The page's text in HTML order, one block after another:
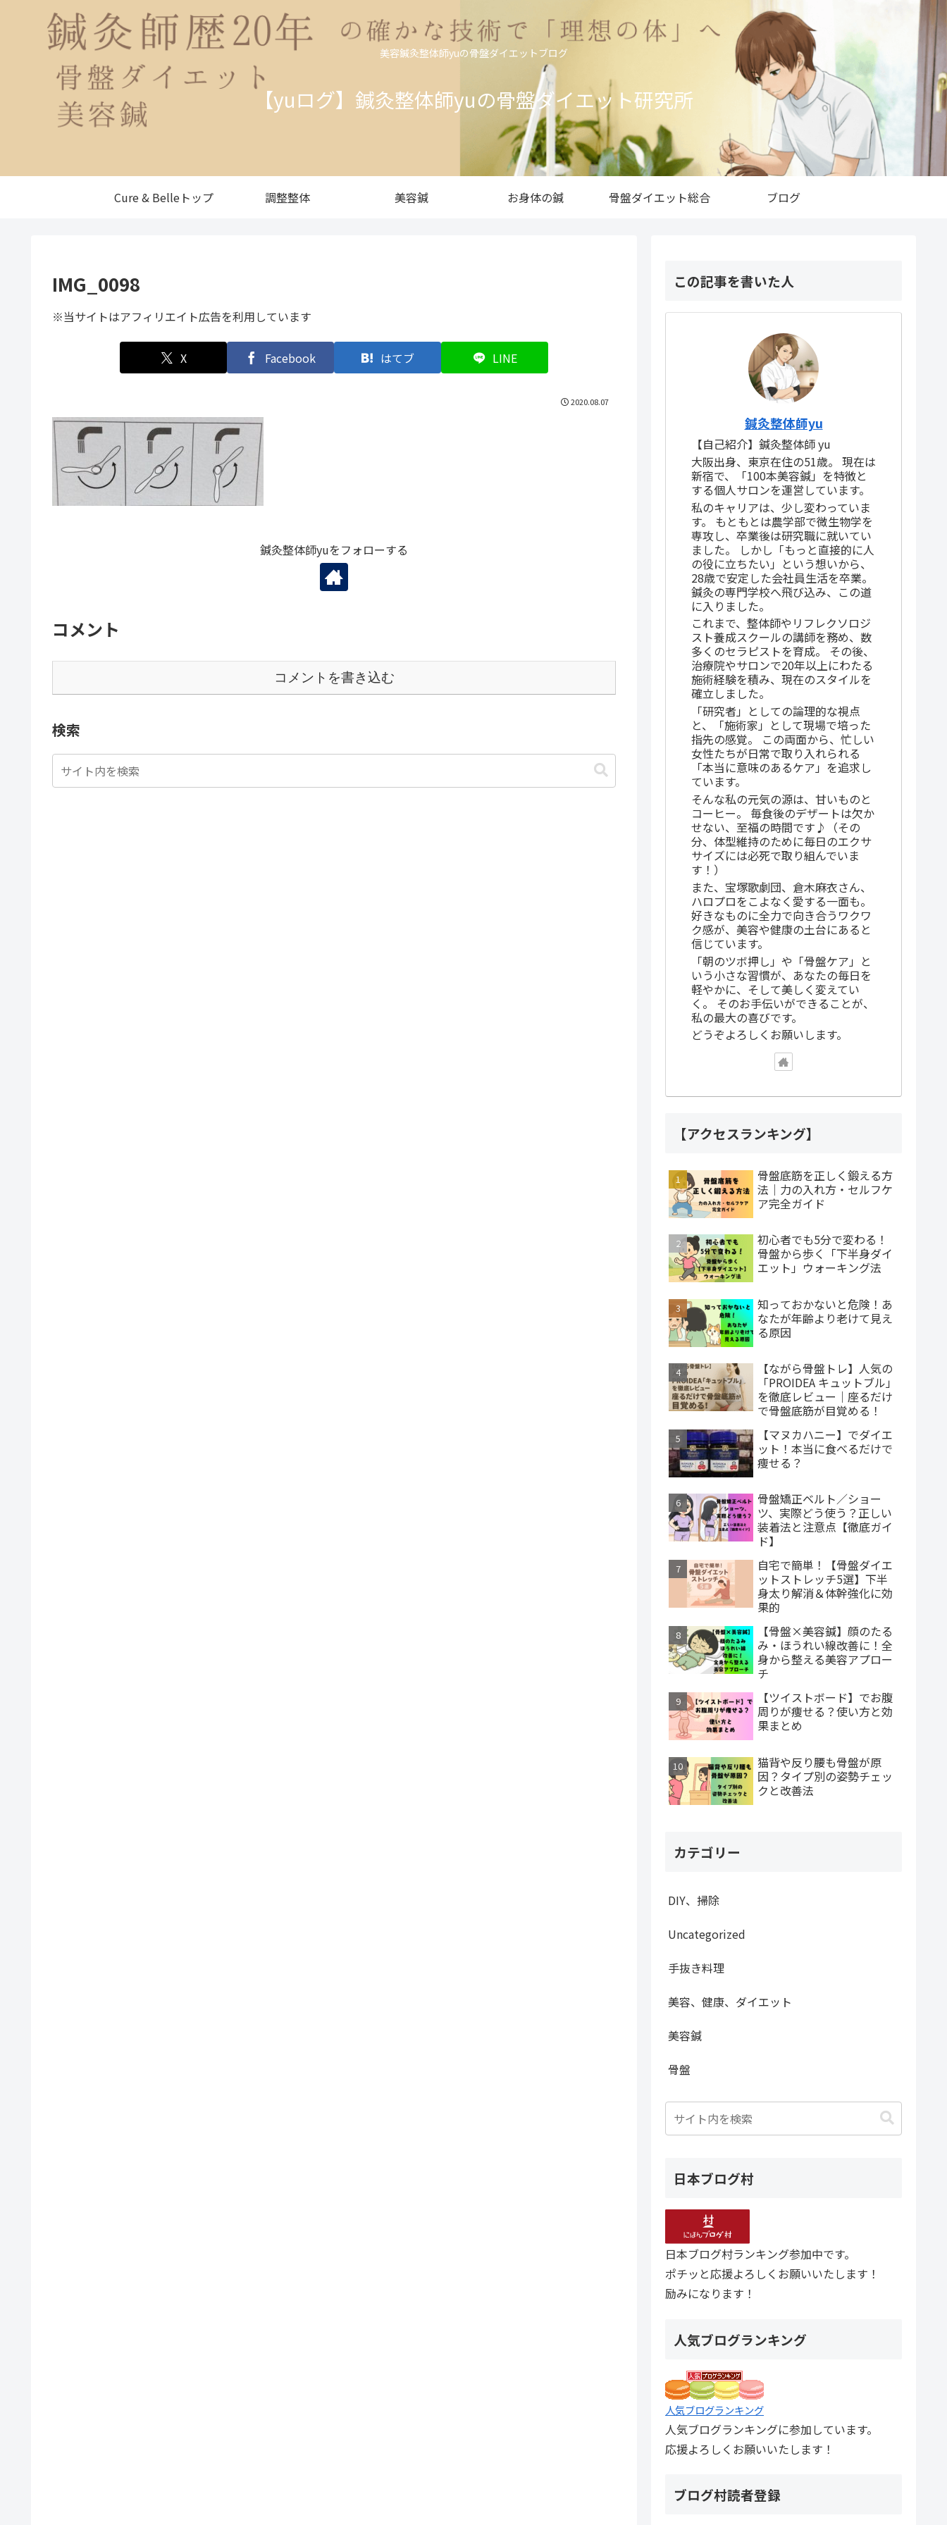
美容鍼灸整体師yuの骨盤ダイエットブログ
【yuログ】鍼灸整体師yuの骨盤ダイエット研究所
Cure & Belleトップ 調整整体 美容鍼 お身体の鍼 骨盤ダイエット総合 ブログ
IMG_0098
※当サイトはアフィリエイト広告を利用しています
X Facebook はてブ LINE
2020.08.07
鍼灸整体師yuをフォローする
コメント
コメントを書き込む
検索
この記事を書いた人
鍼灸整体師yu
【自己紹介】鍼灸整体師 yu
大阪出身、東京在住の51歳。 現在は
新宿で、「100本美容鍼」を特徴と
する個人サロンを運営しています。
私のキャリアは、少し変わっていま
す。 もともとは農学部で微生物学を
専攻し、卒業後は研究職に就いてい
ました。 しかし「もっと直接的に人
の役に立ちたい」という想いから、
28歳で安定した会社員生活を卒業。
鍼灸の専門学校へ飛び込み、この道
に入りました。
これまで、整体師やリフレクソロジ
スト養成スクールの講師を務め、数
多くのセラピストを育成。 その後、
治療院やサロンで20年以上にわたる
施術経験を積み、現在のスタイルを
確立しました。
「研究者」としての論理的な視点
と、「施術家」として現場で培った
指先の感覚。 この両面から、忙しい
女性たちが日常で取り入れられる
「本当に意味のあるケア」を追求し
ています。
そんな私の元気の源は、甘いものと
コーヒー。 毎食後のデザートは欠か
せない、至福の時間です♪（その
分、体型維持のために毎日のエクサ
サイズには必死で取り組んでいま
す！）
また、宝塚歌劇団、倉木麻衣さん、
ハロプロをこよなく愛する一面も。
好きなものに全力で向き合うワクワ
ク感が、美容や健康の土台にあると
信じています。
「朝のツボ押し」や「骨盤ケア」と
いう小さな習慣が、あなたの毎日を
軽やかに、そして美しく変えてい
く。 そのお手伝いができることが、
私の最大の喜びです。
どうぞよろしくお願いします。
【アクセスランキング】
骨盤底筋を正しく鍛える方
法｜力の入れ方・セルフケ
ア完全ガイド
初心者でも5分で変わる！
骨盤から歩く「下半身ダイ
エット」ウォーキング法
知っておかないと危険！あ
なたが年齢より老けて見え
る原因
【ながら骨盤トレ】人気の
「PROIDEA キュットブル」
を徹底レビュー｜座るだけ
で骨盤底筋が目覚める！
【マヌカハニー】でダイエ
ット！本当に食べるだけで
痩せる？
骨盤矯正ベルト／ショー
ツ、実際どう使う？正しい
装着法と注意点【徹底ガイ
ド】
自宅で簡単！【骨盤ダイエ
ットストレッチ5選】下半
身太り解消＆体幹強化に効
果的
【骨盤×美容鍼】顔のたる
み・ほうれい線改善に！全
身から整える美容アプロー
チ
【ツイストボード】でお腹
周りが痩せる？使い方と効
果まとめ
猫背や反り腰も骨盤が原
因？タイプ別の姿勢チェッ
クと改善法
カテゴリー
DIY、掃除
Uncategorized
手抜き料理
美容、健康、ダイエット
美容鍼
骨盤
日本ブログ村
日本ブログ村ランキング参加中です。
ポチッと応援よろしくお願いいたします！
励みになります！
人気ブログランキング
人気ブログランキング
人気ブログランキングに参加しています。
応援よろしくお願いいたします！
ブログ村読者登録